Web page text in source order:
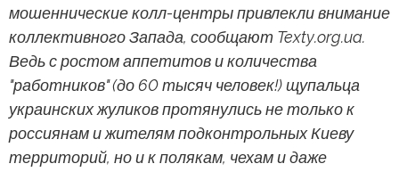
мошеннические колл-центры привлекли внимание
коллективного Запада, сообщают Texty.org.ua.
Ведь с ростом аппетитов и количества
"работников" (до 60 тысяч человек!) щупальца
украинских жуликов протянулись не только к
россиянам и жителям подконтрольных Киеву
территорий, но и к полякам, чехам и даже